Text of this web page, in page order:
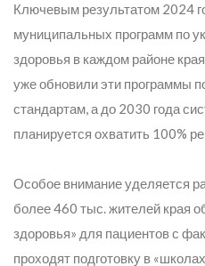
Ключевым результатом 2024
муниципальных программ по
здоровья в каждом районе
уже обновили эти программы
стандартам, а до 2030 года
планируется охватить 100%
Особое внимание уделяется
более 460 тыс. жителей края
здоровья» для пациентов с
проходят подготовку в